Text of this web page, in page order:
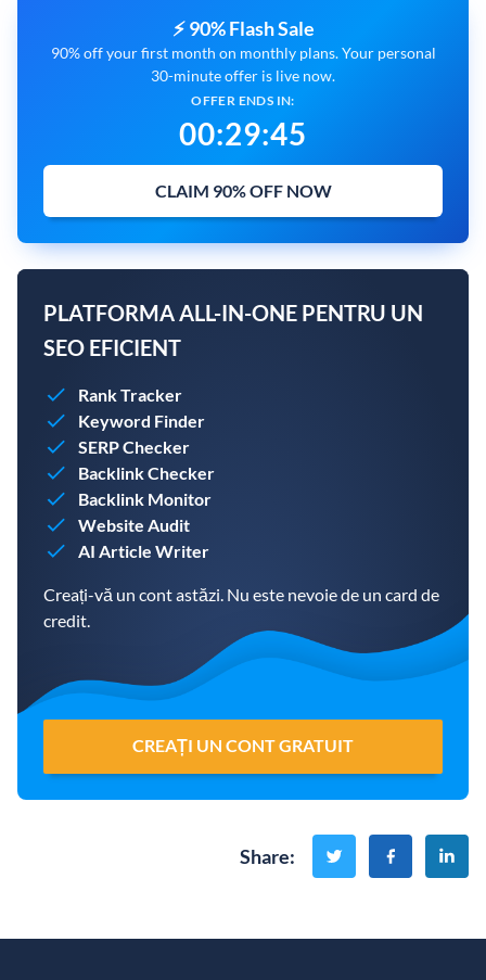
⚡ 90% Flash Sale
90% off your first month on monthly plans. Your personal
30-minute offer is live now.
OFFER ENDS IN:
00:29:44
CLAIM 90% OFF NOW
PLATFORMA ALL-IN-ONE PENTRU UN
SEO EFICIENT
Rank Tracker
Keyword Finder
SERP Checker
Backlink Checker
Backlink Monitor
Website Audit
AI Article Writer
Creați-vă un cont astăzi. Nu este nevoie de un card de
credit.
CREAȚI UN CONT GRATUIT
Share: